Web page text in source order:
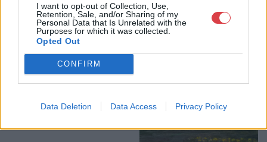
I want to opt-out of Collection, Use,
Retention, Sale, and/or Sharing of my
Personal Data that Is Unrelated with the
Purposes for which it was collected.
Opted Out
CONFIRM
Data Deletion Data Access Privacy Policy
KAPCSOLÓDÓ MŰTÁRGYAK